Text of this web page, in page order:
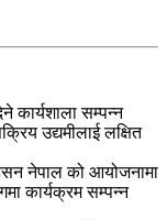
कार्यशाला सम्पन्न
उद्यमीलाई लक्षित
नेपाल को आयोजनामा
कार्यक्रम सम्पन्न